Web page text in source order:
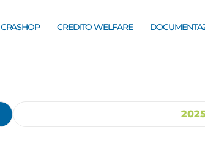
CRASHOP CREDITO WELFARE